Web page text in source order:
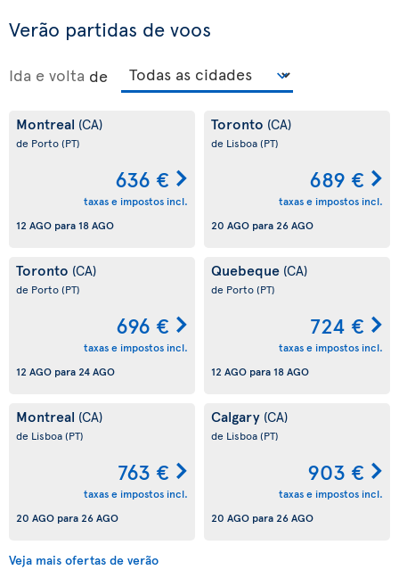
Verão partidas de voos
Ida e volta de
Montreal (CA)
de Porto(PT)
636 €
taxas e impostos incl.
12 AGO para 18 AGO
Toronto (CA)
de Lisboa(PT)
689 €
taxas e impostos incl.
20 AGO para26 AGO
Toronto (CA)
de Porto(PT)
696 €
taxas e impostos incl.
12 AGO para24 AGO
Quebeque (CA)
de Porto(PT)
724 €
taxas e impostos incl.
12 AGO para 18 AGO
Montreal (CA)
de Lisboa(PT)
763 €
taxas e impostos incl.
20 AGO para26 AGO
Calgary (CA)
de Lisboa(PT)
903 €
taxas e impostos incl.
20 AGO para26 AGO
Veja mais ofertas de verão